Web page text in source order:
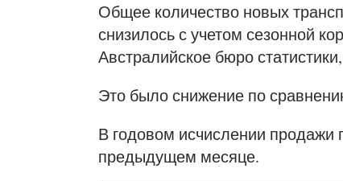
Общее количество новых
снизилось с учетом сезонной
Австралийское бюро
Это было снижение по
В годовом исчислении продажи
предыдущем месяце.